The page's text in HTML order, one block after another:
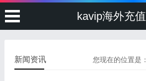
kavip海外充值
您现在的位置是：
新闻资讯